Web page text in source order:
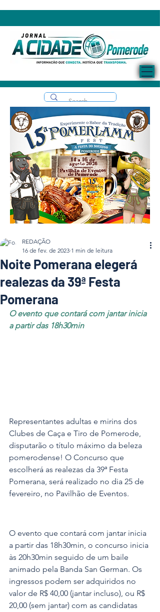
Noite Pomerana elegerá
realezas da 39ª Festa
Pomerana
REDAÇÃO
16 de fev. de 2023 1 min de leitura
O evento que contará com jantar inicia
a partir das 18h30min
Representantes adultas e mirins dos
Clubes de Caça e Tiro de Pomerode,
disputarão o título máximo da beleza
pomero­dense! O Concurso que
escolherá as realezas da 39ª Festa
Pomerana, será realizado no dia 25 de
fevereiro, no Pavilhão de Eventos.
O evento que contará com jantar inicia
a partir das 18h30min, o concurso inicia
às 20h30min seguido de um baile
animado pela Banda San German. Os
ingressos podem ser adquiridos no
valor de R$ 40,00 (jantar incluso), ou R$
20,00 (sem jantar) com as candidatas